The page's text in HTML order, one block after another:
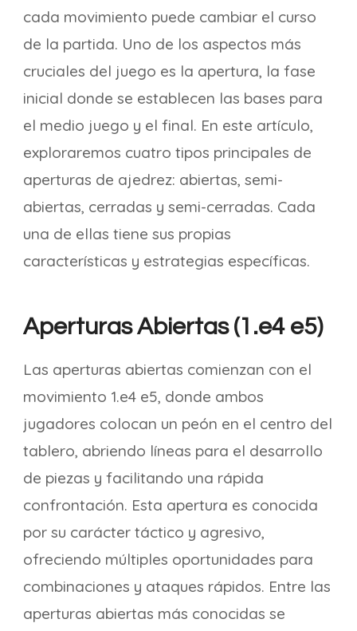
cada movimiento puede cambiar el curso
de la partida. Uno de los aspectos más
cruciales del juego es la apertura, la fase
inicial donde se establecen las bases para
el medio juego y el final. En este artículo,
exploraremos cuatro tipos principales de
aperturas de ajedrez: abiertas, semi-
abiertas, cerradas y semi-cerradas. Cada
una de ellas tiene sus propias
características y estrategias específicas.
Aperturas Abiertas (1.e4 e5)
Las aperturas abiertas comienzan con el
movimiento 1.e4 e5, donde ambos
jugadores colocan un peón en el centro del
tablero, abriendo líneas para el desarrollo
de piezas y facilitando una rápida
confrontación. Esta apertura es conocida
por su carácter táctico y agresivo,
ofreciendo múltiples oportunidades para
combinaciones y ataques rápidos. Entre las
aperturas abiertas más conocidas se